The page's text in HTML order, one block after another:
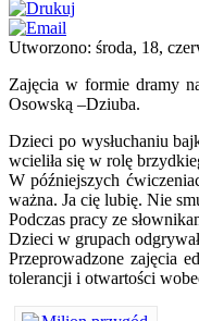
Utworzono: środa, 18,
Zajęcia w formie dramy
Osowską –Dziuba.
Dzieci po wysłuchaniu
wcieliła się w rolę
W późniejszych
ważna. Ja cię lubię. Nie
Podczas pracy ze
Dzieci w grupach
Przeprowadzone zajęcia
tolerancji i otwartości